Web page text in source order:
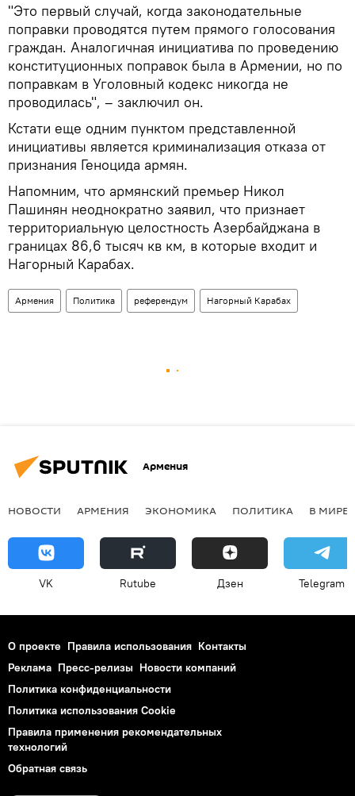
"Это первый случай, когда законодательные
поправки проводятся путем прямого голосования
граждан. Аналогичная инициатива по проведению
конституционных поправок была в Армении, но по
поправкам в Уголовный кодекс никогда не
проводилась", – заключил он.
Кстати еще одним пунктом представленной
инициативы является криминализация отказа от
признания Геноцида армян.
Напомним, что армянский премьер Никол
Пашинян неоднократно заявил, что признает
территориальную целостность Азербайджана в
границах 86,6 тысяч кв км, в которые входит и
Нагорный Карабах.
Армения Политика референдум Нагорный Карабах
Армения
НОВОСТИ АРМЕНИЯ ЭКОНОМИКА ПОЛИТИКА В МИРЕ
VK Rutube Дзен Telegram
О проекте Правила использования Контакты
Реклама Пресс-релизы Новости компаний
Политика конфиденциальности
Политика использования Cookie
Правила применения рекомендательных
технологий
Обратная связь